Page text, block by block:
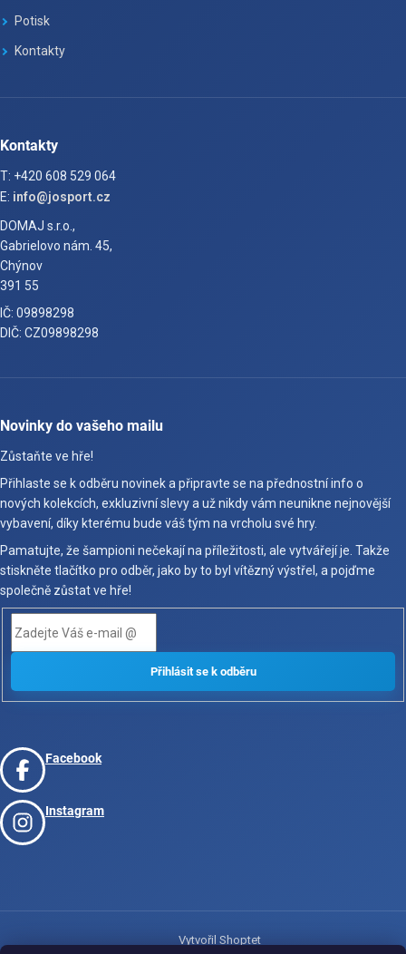
Potisk
Kontakty
Kontakty
T: +420 608 529 064
E: info@josport.cz
DOMAJ s.r.o.,
Gabrielovo nám. 45,
Chýnov
391 55
IČ: 09898298
DIČ: CZ09898298
Novinky do vašeho mailu
Zůstaňte ve hře!
Přihlaste se k odběru novinek a připravte se na přednostní info o
nových kolekcích, exkluzivní slevy a už nikdy vám neunikne nejnovější
vybavení, díky kterému bude váš tým na vrcholu své hry.
Pamatujte, že šampioni nečekají na příležitosti, ale vytvářejí je. Takže
stiskněte tlačítko pro odběr, jako by to byl vítězný výstřel, a pojďme
společně zůstat ve hře!
Facebook
Instagram
Vytvořil Shoptet